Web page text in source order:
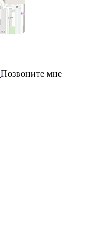
Позвоните мне